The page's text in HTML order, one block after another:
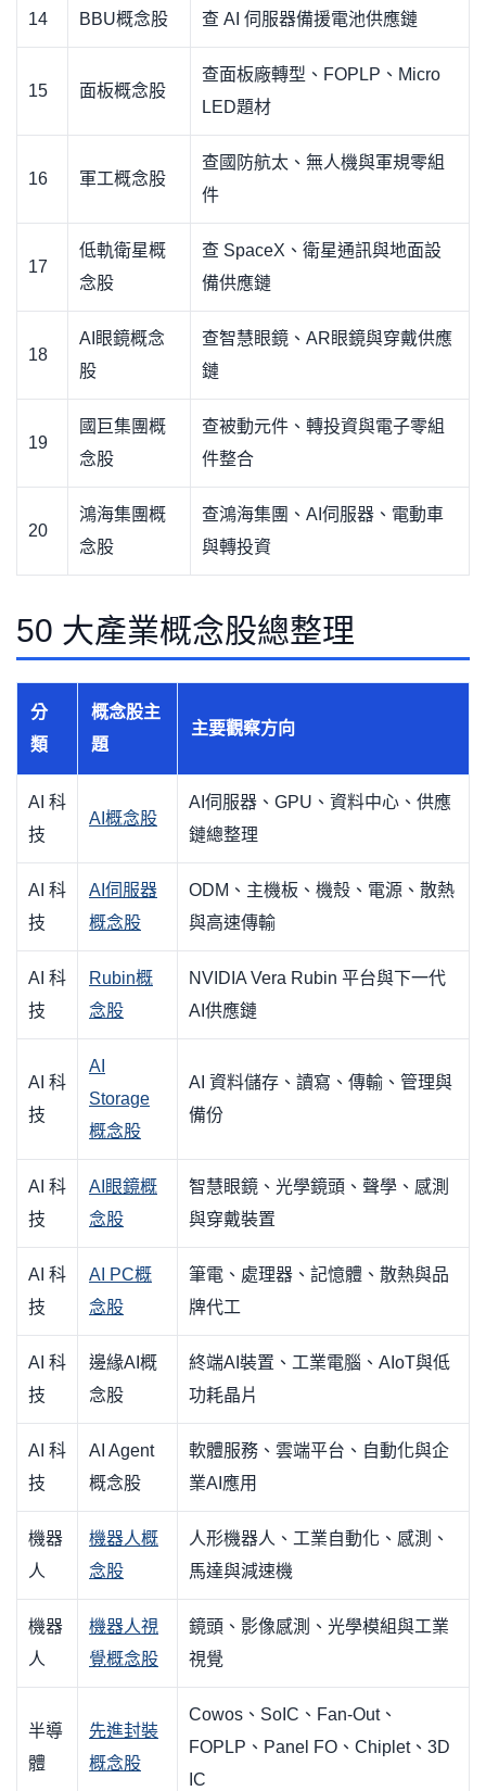
14 BBU概念股 查 AI 伺服器備援電池供應鏈
15 面板概念股
查面板廠轉型、FOPLP、Micro
LED題材
16 軍工概念股
查國防航太、無人機與軍規零組
件
17
低軌衛星概
念股
查 SpaceX、衛星通訊與地面設
備供應鏈
18
AI眼鏡概念
股
查智慧眼鏡、AR眼鏡與穿戴供應
鏈
19
國巨集團概
念股
查被動元件、轉投資與電子零組
件整合
20
鴻海集團概
念股
查鴻海集團、AI伺服器、電動車
與轉投資
50 大產業概念股總整理
分
類
概念股主
題
主要觀察方向
AI 科
技
AI概念股
AI伺服器、GPU、資料中心、供應
鏈總整理
AI 科
技
AI伺服器
概念股
ODM、主機板、機殼、電源、散熱
與高速傳輸
AI 科
技
Rubin概
念股
NVIDIA Vera Rubin 平台與下一代
AI供應鏈
AI 科
技
AI
Storage
概念股
AI 資料儲存、讀寫、傳輸、管理與
備份
AI 科
技
AI眼鏡概
念股
智慧眼鏡、光學鏡頭、聲學、感測
與穿戴裝置
AI 科
技
AI PC概
念股
筆電、處理器、記憶體、散熱與品
牌代工
AI 科
技
邊緣AI概
念股
終端AI裝置、工業電腦、AIoT與低
功耗晶片
AI 科
技
AI Agent
概念股
軟體服務、雲端平台、自動化與企
業AI應用
機器
人
機器人概
念股
人形機器人、工業自動化、感測、
馬達與減速機
機器
人
機器人視
覺概念股
鏡頭、影像感測、光學模組與工業
視覺
半導
體
先進封裝
概念股
Cowos、SoIC、Fan-Out、
FOPLP、Panel FO、Chiplet、3D
IC